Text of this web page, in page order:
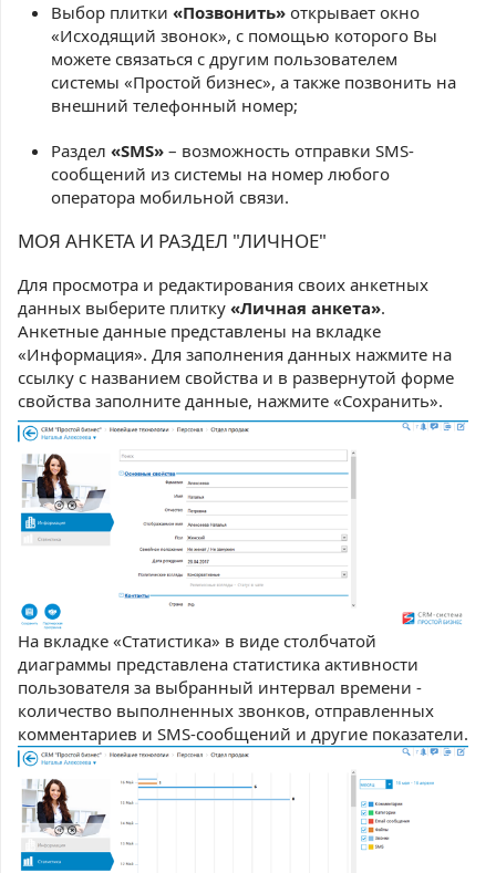
Выбор плитки «Позвонить» открывает окно
«Исходящий звонок», с помощью которого Вы
можете связаться с другим пользователем
системы «Простой бизнес», а также позвонить на
внешний телефонный номер;
Раздел «SMS» – возможность отправки SMS-
сообщений из системы на номер любого
оператора мобильной связи.
МОЯ АНКЕТА И РАЗДЕЛ "ЛИЧНОЕ"
Для просмотра и редактирования своих анкетных
данных выберите плитку «Личная анкета».
Анкетные данные представлены на вкладке
«Информация». Для заполнения данных нажмите на
ссылку с названием свойства и в развернутой форме
свойства заполните данные, нажмите «Сохранить».
На вкладке «Статистика» в виде столбчатой
диаграммы представлена статистика активности
пользователя за выбранный интервал времени -
количество выполненных звонков, отправленных
комментариев и SMS-сообщений и другие показатели.